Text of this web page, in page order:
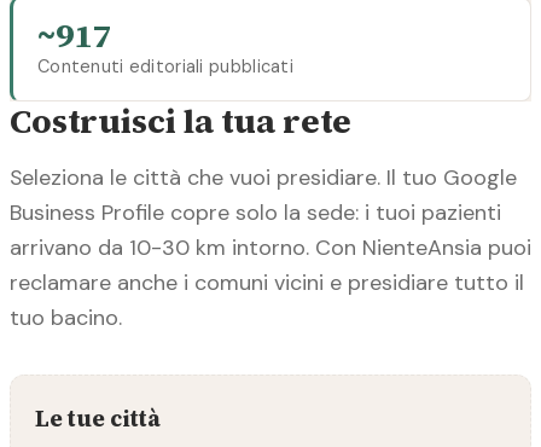
~917
Contenuti editoriali pubblicati
Costruisci la tua rete
Seleziona le città che vuoi presidiare. Il tuo Google
Business Profile copre solo la sede: i tuoi pazienti
arrivano da 10-30 km intorno. Con NienteAnsia puoi
reclamare anche i comuni vicini e presidiare tutto il
tuo bacino.
Le tue città